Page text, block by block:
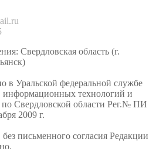
Свердловская область (г.
в Уральской федеральной службе
информационных технологий и
Свердловской области Рег.№ ПИ
2009 г.
письменного согласия Редакции